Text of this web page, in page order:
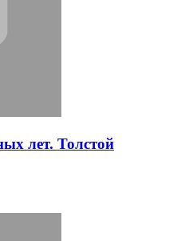
лет. Толстой